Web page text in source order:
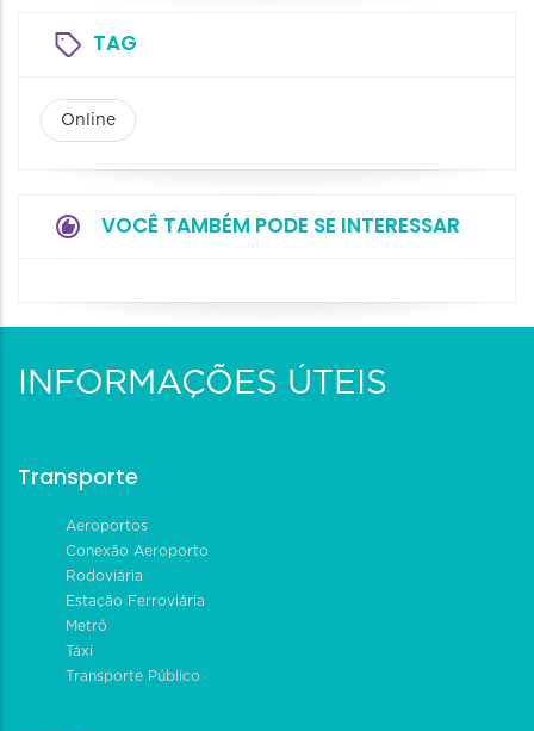
TAG
Online
VOCÊ TAMBÉM PODE SE INTERESSAR
INFORMAÇÕES ÚTEIS
Transporte
Aeroportos
Conexão Aeroporto
Rodoviária
Estação Ferroviária
Metrô
Táxi
Transporte Público